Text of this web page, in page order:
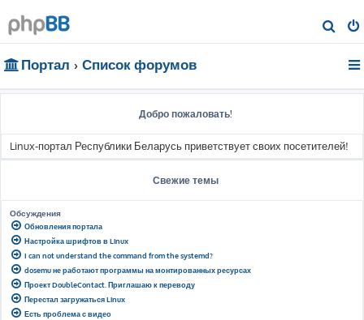
о
Портал Список форумов
Добро пожаловать!
Linux-портал Республики Беларусь приветствует своих посетителей!
Свежие темы
Обсуждения
Обновления портала
Настройка шрифтов в Linux
I can not understand the command from the systemd?
dosemu не работают программы на монтированных ресурсах
Проект DoubleContact. Приглашаю к переводу
Перестал загружаться Linux
Есть проблема с видео